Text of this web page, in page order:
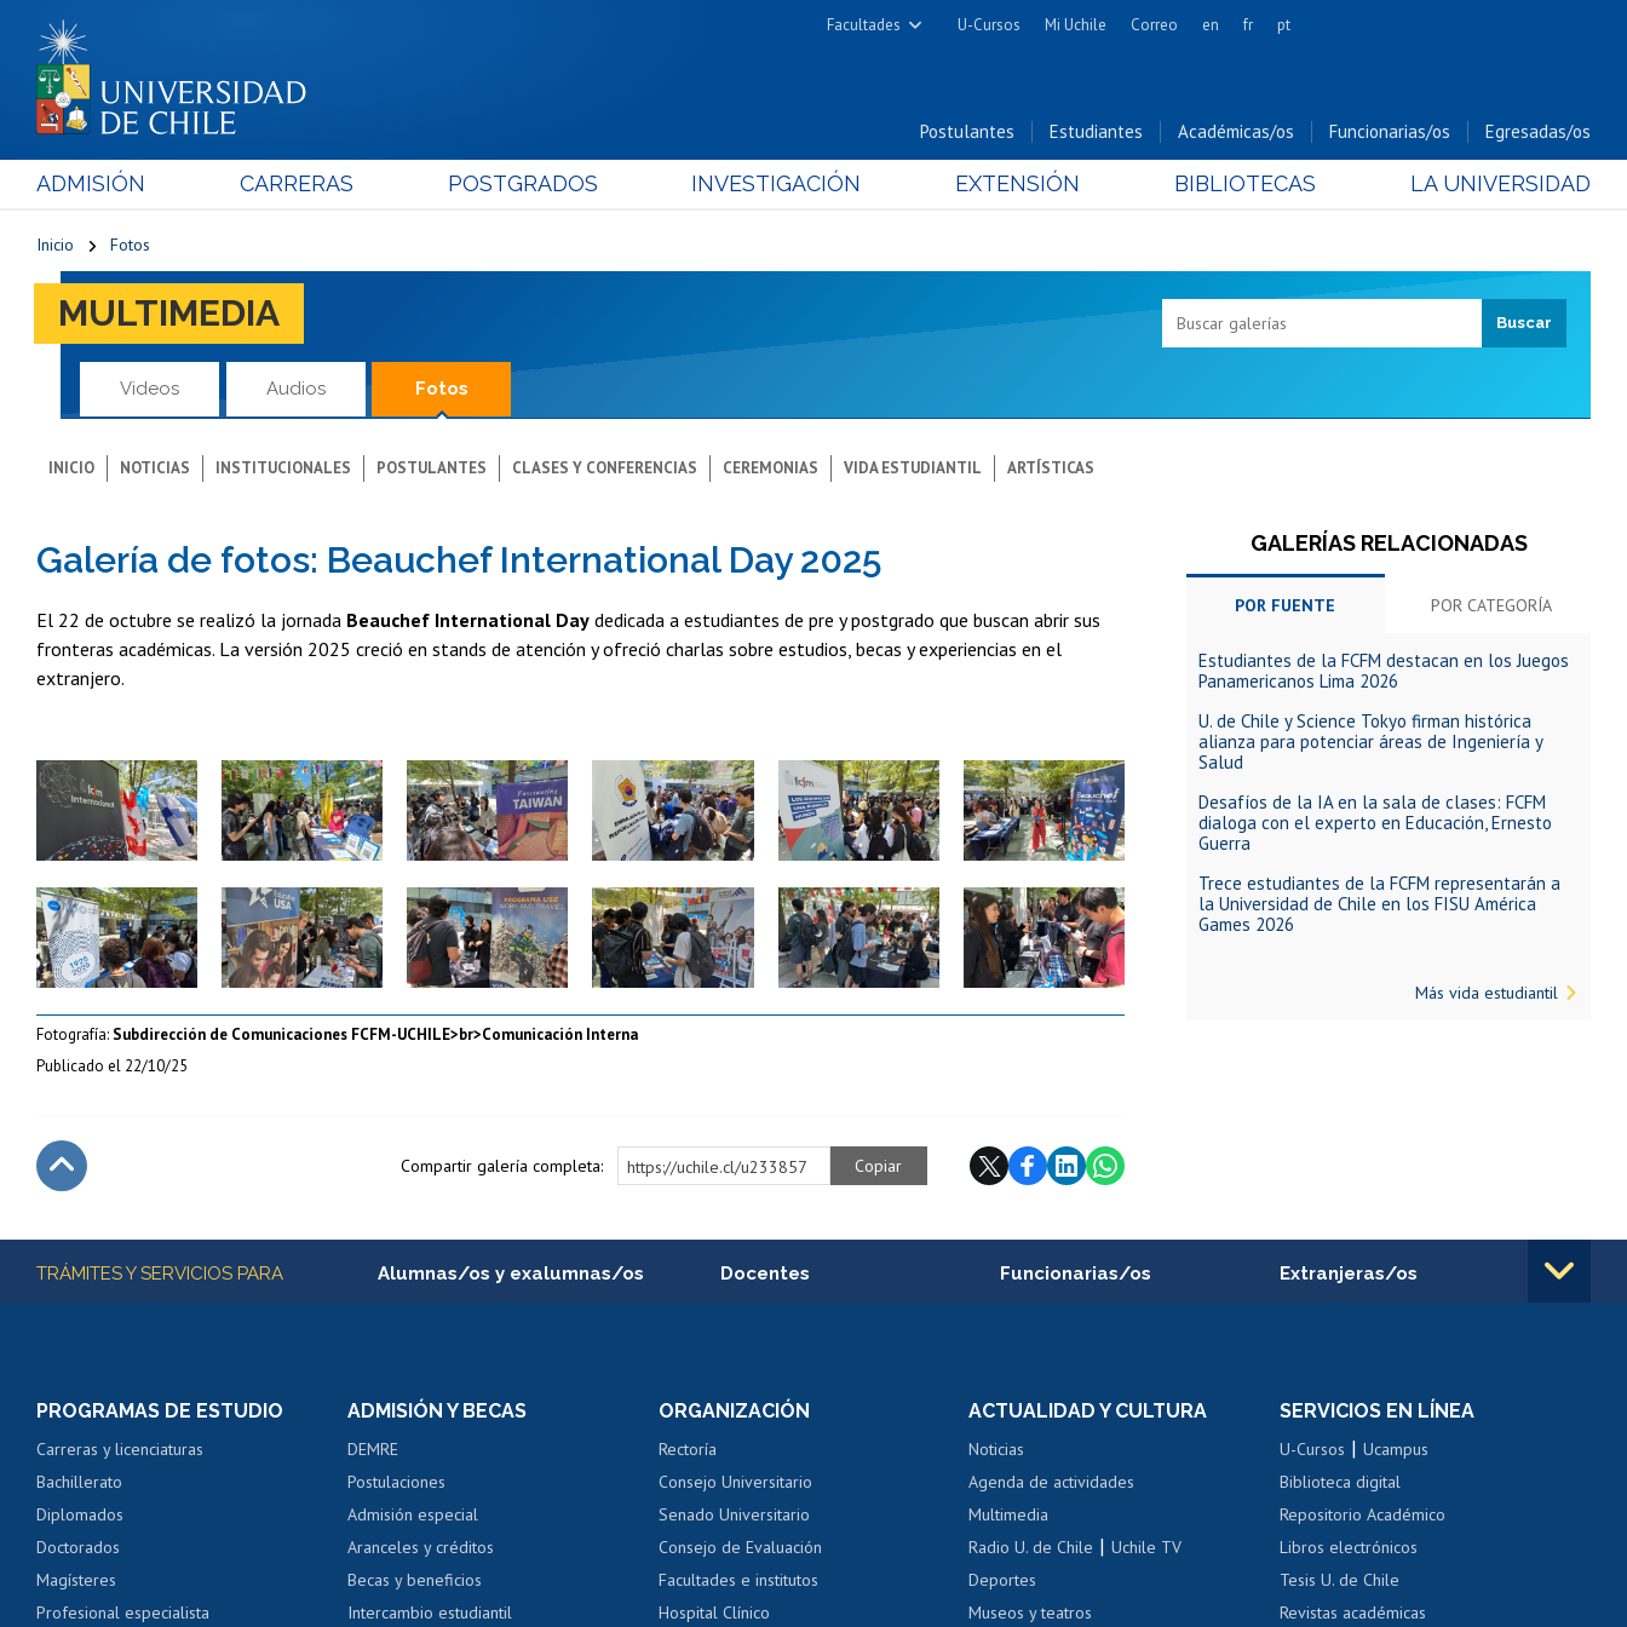
Facultades
Cs. Físicas y Matemáticas
Cs. Forestales y Conservación
Cs. Químicas y Farmacéuticas
Cs. Sociales
Gobierno
Nutrición y Tecnología de
Alimentos
Bachillerato
U-Cursos Mi Uchile Correo en fr pt
Postulantes Estudiantes Académicas/os Funcionarias/os Egresadas/os
ADMISIÓN CARRERAS POSTGRADOS INVESTIGACIÓN EXTENSIÓN BIBLIOTECAS LA UNIVERSIDAD
Inicio Fotos
MULTIMEDIA
Videos Audios Fotos
INICIO NOTICIAS INSTITUCIONALES POSTULANTES CLASES Y CONFERENCIAS CEREMONIAS VIDA ESTUDIANTIL ARTÍSTICAS
Galería de fotos: Beauchef International Day 2025
El 22 de octubre se realizó la jornada Beauchef International Day dedicada a estudiantes de pre y postgrado que buscan abrir sus
fronteras académicas. La versión 2025 creció en stands de atención y ofreció charlas sobre estudios, becas y experiencias en el
extranjero.
Zoom Zoom Zoom Zoom Zoom Zoom
Zoom Zoom Zoom Zoom Zoom Zoom
Fotografía: Subdirección de Comunicaciones FCFM-UCHILE>br>Comunicación Interna
Publicado el 22/10/25
Compartir galería completa: https://uchile.cl/u233857 Copiar
GALERÍAS RELACIONADAS
POR FUENTE POR CATEGORÍA
Estudiantes de la FCFM destacan en los Juegos
Panamericanos Lima 2026
U. de Chile y Science Tokyo firman histórica
alianza para potenciar áreas de Ingeniería y
Salud
Desafíos de la IA en la sala de clases: FCFM
dialoga con el experto en Educación, Ernesto
Guerra
Trece estudiantes de la FCFM representarán a
la Universidad de Chile en los FISU América
Games 2026
Más vida estudiantil
Más información
TRÁMITES Y SERVICIOS PARA Alumnas/os y exalumnas/os
Consulta y certificado de notas
Servicio médico y dental
Pago de arancel y crédito alumnos
Pago de arancel y crédito exalumnos
Certificado de títulos y grados
Docentes
Perfeccionamiento
Evaluación docente
Calificación académica
Postulación al AUCAI
Funcionarias/os
Portal de movilidad interna
Certificado de renta
Certificado de renta
Gestión de correo uchile
Extranjeras/os
Movilidad Estudiantil
Cursos de español
PROGRAMAS DE ESTUDIO
Carreras y licenciaturas
Bachillerato
Diplomados
Doctorados
Magísteres
Profesional especialista
ADMISIÓN Y BECAS
DEMRE
Postulaciones
Admisión especial
Aranceles y créditos
Becas y beneficios
Intercambio estudiantil
ORGANIZACIÓN
Rectoría
Consejo Universitario
Senado Universitario
Consejo de Evaluación
Facultades e institutos
Hospital Clínico
ACTUALIDAD Y CULTURA
Noticias
Agenda de actividades
Multimedia
Radio U. de Chile |Uchile TV
Deportes
Museos y teatros
SERVICIOS EN LÍNEA
U-Cursos |Ucampus
Biblioteca digital
Repositorio Académico
Libros electrónicos
Tesis U. de Chile
Revistas académicas